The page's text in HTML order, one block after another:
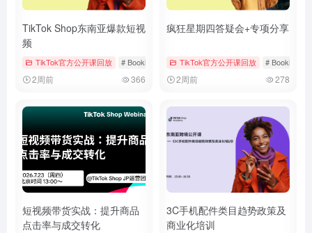
TikTok Shop东南亚爆款短视
频
TikTok官方公开课回放 # Bookings & Vouchers # tiktok # 厨房用品
2周前 366
疯狂星期四答疑会+专项分享
TikTok官方公开课回放 # Bookings
2周前 278
短视频带货实战：提升商品
点击率与成交转化
3C手机配件类目趋势政策及
商业化培训